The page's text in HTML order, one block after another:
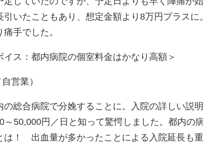
いたこともあり、想定金額より8万円プラスに
手でした。
イス：都内病院の個室料金はかなり高額＞
営業）
総合病院で分娩することに。入院の詳しい説
～50,000円／日と知って驚愕しました。都内の
は！ 出血量が多かったことによる入院延長も